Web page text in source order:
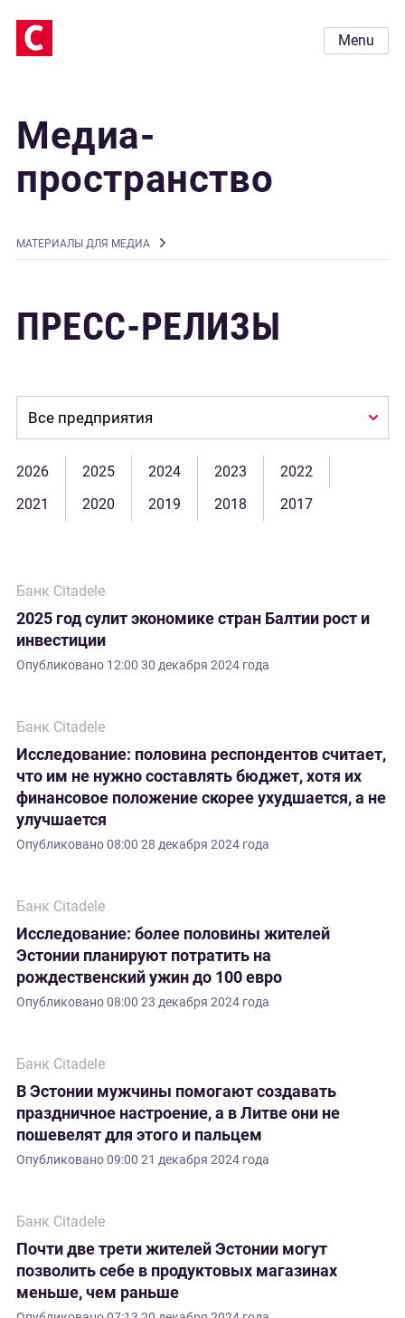
Menu
Медиа-
пространство
MАТЕРИАЛЫ ДЛЯ МЕДИА
ПРЕСС-РЕЛИЗЫ
2026 2025 2024 2023
2022
2021
2020 2019 2018 2017
Банк Citadele
2025 год сулит экономике стран Балтии рост и
инвестиции
Опубликовано 12:00 30 декабря 2024 года
Банк Citadele
Исследование: половина респондентов считает,
что им не нужно составлять бюджет, хотя их
финансовое положение скорее ухудшается, а не
улучшается
Опубликовано08:00 28 декабря 2024 года
Банк Citadele
Исследование: более половины жителей
Эстонии планируют потратить на
рождественский ужин до 100 евро
Опубликовано08:00 23 декабря 2024 года
Банк Citadele
В Эстонии мужчины помогают создавать
праздничное настроение, а в Литве они не
пошевелят для этого и пальцем
Опубликовано09:00 21 декабря 2024 года
Банк Citadele
Почти две трети жителей Эстонии могут
позволить себе в продуктовых магазинах
меньше, чем раньше